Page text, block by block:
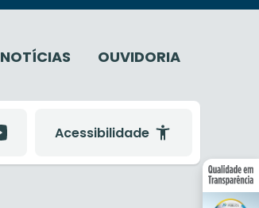
NOTÍCIAS OUVIDORIA
Acessibilidade